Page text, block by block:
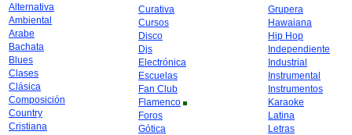
Alternativa
Ambiental
Arabe
Bachata
Blues
Clases
Clásica
Composición
Country
Cristiana
Curativa
Cursos
Disco
Djs
Electrónica
Escuelas
Fan Club
Flamenco
Foros
Gótica
Grupera
Hawaiana
Hip Hop
Independiente
Industrial
Instrumental
Instrumentos
Karaoke
Latina
Letras